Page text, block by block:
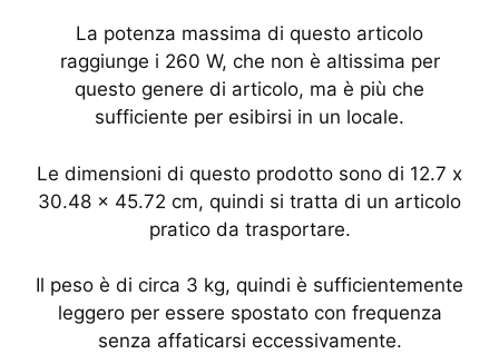
La potenza massima di questo articolo
raggiunge i 260 W, che non è altissima per
questo genere di articolo, ma è più che
sufficiente per esibirsi in un locale.
Le dimensioni di questo prodotto sono di 12.7 x
30.48 x 45.72 cm, quindi si tratta di un articolo
pratico da trasportare.
Il peso è di circa 3 kg, quindi è sufficientemente
leggero per essere spostato con frequenza
senza affaticarsi eccessivamente.